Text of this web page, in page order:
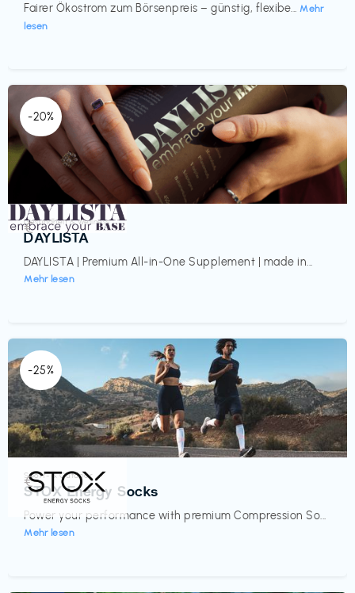
Fairer Ökostrom zum Börsenpreis – günstig, flexibe... Mehr
lesen
-20%
Gesundheit & Wellness
DAYLISTA
DAYLISTA | Premium All-in-One Supplement | made in...
Mehr lesen
€‎
-25%
Sport- & Outdoor
STOX Energy Socks
Power your performance with premium Compression So...
Mehr lesen
€‎